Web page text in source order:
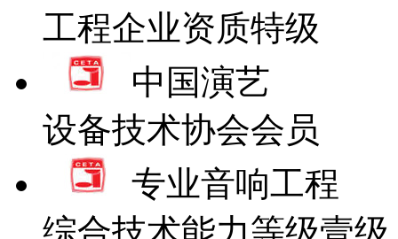
工程企业资质特级
中国演艺
设备技术协会会员
专业音响工程
综合技术能力等级壹级